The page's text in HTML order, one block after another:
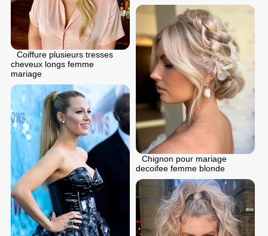
Coiffure plusieurs tresses
cheveux longs femme
mariage
Chignon pour mariage
decoifee femme blonde